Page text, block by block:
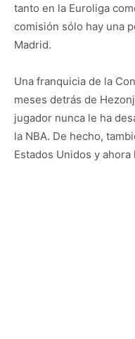
tanto en la Euroliga
comisión sólo hay una
Madrid.
Una franquicia de la
meses detrás de
jugador nunca le ha
la NBA. De hecho,
Estados Unidos y